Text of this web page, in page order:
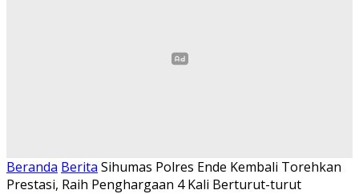
Beranda Berita Sihumas Polres Ende Kembali Torehkan
Prestasi, Raih Penghargaan 4 Kali Berturut-turut